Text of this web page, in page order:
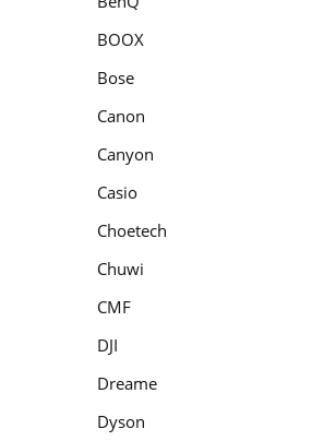
BOOX
Bose
Canon
Canyon
Casio
Choetech
Chuwi
CMF
DJI
Dreame
Dyson